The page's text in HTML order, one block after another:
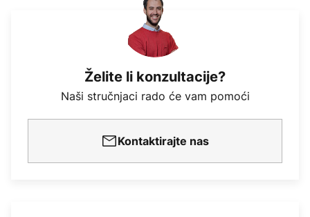
Želite li konzultacije?
Naši stručnjaci rado će vam pomoći
Kontaktirajte nas